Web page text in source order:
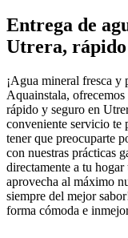
Entrega de
Utrera, rápido
¡Agua mineral fresca y
Aquainstala,
rápido y seguro en
conveniente servicio te
tener que preocuparte
con nuestras prácticas
directamente a tu
aprovecha al máximo
siempre del mejor
forma cómoda e